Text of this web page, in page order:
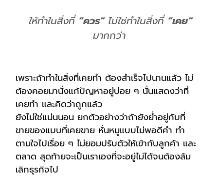
ให้ทำในสิ่งที่ “ควร”ไม่ใช่ทำในสิ่งที่ “เคย”
มากกว่า
เพราะถ้าทำในสิ่งที่เคยทำ ต้องสำเร็จไปนานแล้ว ไม่
ต้องคอยมานั่งแก้ปัญหาอยู่บ่อย ๆ นั่นแสดงว่าที่
เคยทำ และคิดว่าถูกแล้ว
ยังไม่ใช่แน่นนอน ยกตัวอย่างว่าถ้ายังย่ำอยู่กับที่
ขายของแบบที่เคยขาย หั่นหมูแบบไม่พอดีคำ ทำ
ตามใจไปเรื่อย ๆ ไม่ยอมปรับตัวให้เข้ากับลูกค้า และ
ตลาด สุดท้ายจะเป็นเราเองที่จะอยู่ไม่ได้จนต้องล้ม
เลิกธุรกิจไป